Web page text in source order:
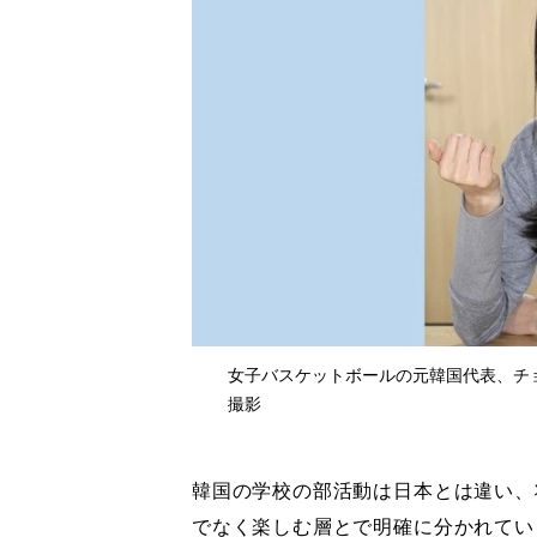
女子バスケットボールの元韓国代表、
撮影
韓国の学校の部活動は日本とは違い
でなく楽しむ層とで明確に分かれて